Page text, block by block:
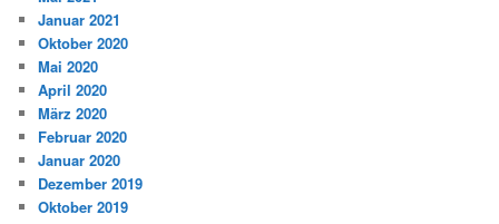
Januar 2021
Oktober 2020
Mai 2020
April 2020
März 2020
Februar 2020
Januar 2020
Dezember 2019
Oktober 2019